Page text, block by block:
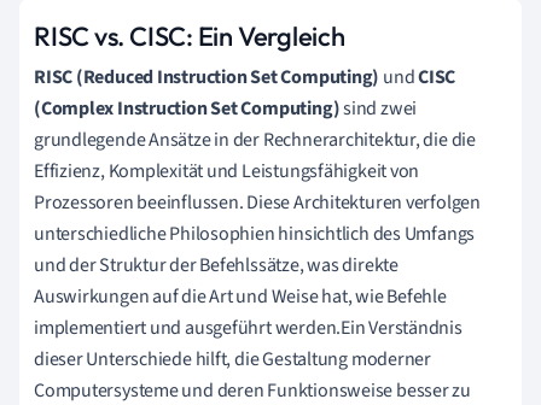
RISC vs. CISC: Ein Vergleich
RISC (Reduced Instruction Set Computing) undCISC
(Complex Instruction Set Computing)sind zwei
grundlegende Ansätze in der Rechnerarchitektur, die die
Effizienz, Komplexität und Leistungsfähigkeit von
Prozessoren beeinflussen. Diese Architekturen verfolgen
unterschiedliche Philosophien hinsichtlich des Umfangs
und der Struktur der Befehlssätze, was direkte
Auswirkungen auf die Art und Weise hat, wie Befehle
implementiert und ausgeführt werden.Ein Verständnis
dieser Unterschiede hilft, die Gestaltung moderner
Computersysteme und deren Funktionsweise besser zu